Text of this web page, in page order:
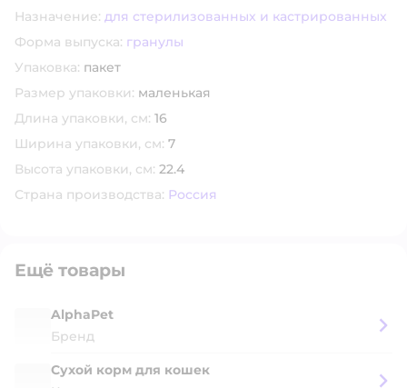
Назначение: для стерилизованных и кастрированных
Форма выпуска: гранулы
Упаковка: пакет
Размер упаковки: маленькая
Длина упаковки, см: 16
Ширина упаковки, см: 7
Высота упаковки, см: 22.4
Страна производства: Россия
Ещё товары
AlphaPet
Бренд
Сухой корм для кошек